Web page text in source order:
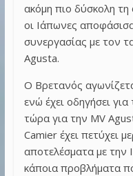
ακόμη πιο δύσκολη τη
οι Ιάπωνες
συνεργασίας με τον
Agusta.
Ο Βρετανός
ενώ έχει οδηγήσει
τώρα για την MV
Camier έχει πετύχει
αποτελέσματα με την
κάποια προβλήματα